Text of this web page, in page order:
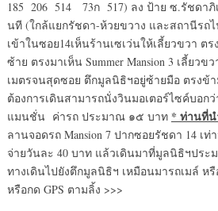
185 206 514 73ก 517) ลง ป้าย ซ.รัชดาภิ
นที (ใกล้แยกรัชดา-ห้วยขวาง และสถานีรถ
เข้าในซอย14เห็นร้านเซเว่นให้เลี้ยวขวา ต
ซ้าย ตรงมาเห็น Summer Mansion 3 เลี้ยว
เมตรจนสุดซอย ตึกมูลนิธิฯอยู่ซ้ายมือ ตรงข้
ต้องการเดินสามารถนั่งวินมอเตอร์ไซค์บอก
แมนชั่น ค่ารถ ประมาณ ๑๕ บาท * ท่านที่น
ลานจอดรถ Mansion 7 ปากซอยรัชดา 14 เ
จ่ายวันละ 40 บาท แล้วเดินมาที่มูลนิธิฯประ
ทางเดินไปยังตึกมูลนิธิฯ เหมือนมารถเมล์ ห
หรือกด GPS ตามลิ้ง >>>